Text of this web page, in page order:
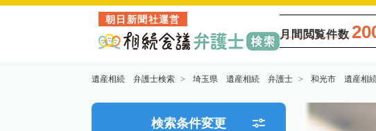
朝日新聞社運営
月間閲覧件数
遺産相続 弁護士検索 埼玉県 遺産相続 弁護士 和光市 遺産相
検索条件変更